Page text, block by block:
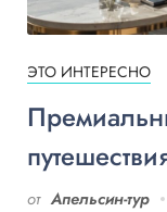
ЭТО ИНТЕРЕСНО
от Апельсин-тур